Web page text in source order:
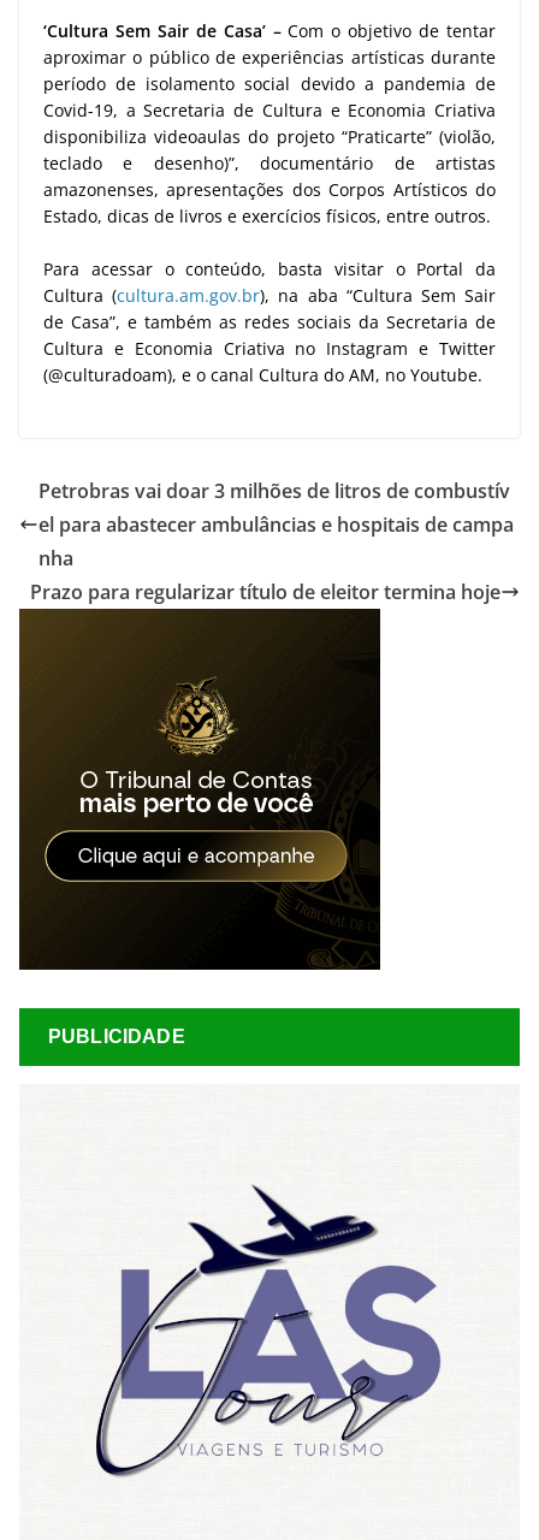
‘Cultura Sem Sair de Casa’ –Com o objetivo de tentar
aproximar o público de experiências artísticas durante
período de isolamento social devido a pandemia de
Covid-19, a Secretaria de Cultura e Economia Criativa
disponibiliza videoaulas do projeto “Praticarte” (violão,
teclado e desenho)”, documentário de artistas
amazonenses, apresentações dos Corpos Artísticos do
Estado, dicas de livros e exercícios físicos, entre outros.
Para acessar o conteúdo, basta visitar o Portal da
Cultura (cultura.am.gov.br), na aba “Cultura Sem Sair
de Casa”, e também as redes sociais da Secretaria de
Cultura e Economia Criativa no Instagram e Twitter
(@culturadoam), e o canal Cultura do AM, no Youtube.
Petrobras vai doar 3 milhões de litros de combustív
el para abastecer ambulâncias e hospitais de campa
nha
Prazo para regularizar título de eleitor termina hoje
PUBLICIDADE